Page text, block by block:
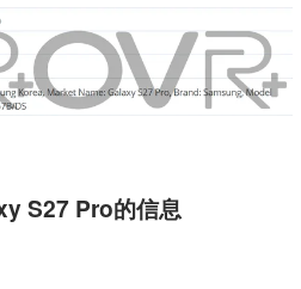
S27 Pro的信息